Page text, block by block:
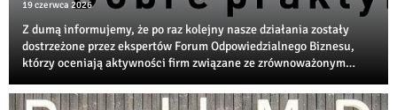
19 czerwca 2026
Z dumą informujemy, że po raz kolejny nasze działania zostały
dostrzeżone przez ekspertów Forum Odpowiedzialnego Biznesu,
którzy oceniają aktywności firm związane ze zrównoważonym
odpowiedzialnością biznesu.